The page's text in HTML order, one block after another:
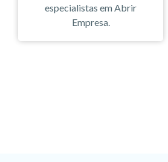
especialistas em Abrir
Empresa.